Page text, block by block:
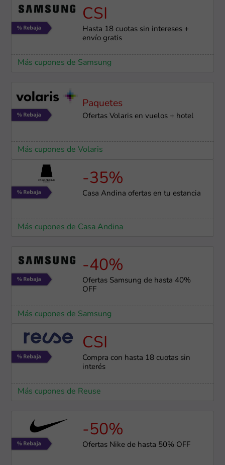
CSI
Hasta 18 cuotas sin intereses +
envío gratis
Más cupones de Samsung
Paquetes
Ofertas Volaris en vuelos + hotel
Más cupones de Volaris
-35%
Casa Andina ofertas en tu estancia
Más cupones de Casa Andina
-40%
Ofertas Samsung de hasta 40%
OFF
Más cupones de Samsung
CSI
Compra con hasta 18 cuotas sin
interés
Más cupones de Reuse
-50%
Ofertas Nike de hasta 50% OFF